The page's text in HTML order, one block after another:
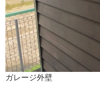
ガレージ外壁